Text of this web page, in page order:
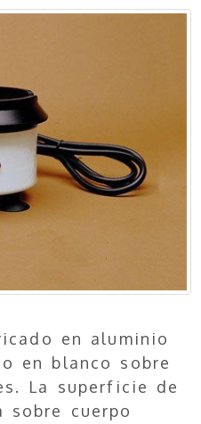
en aluminio
en blanco sobre
La superficie de
sobre cuerpo